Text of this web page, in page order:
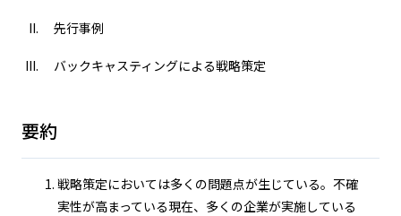
先行事例
バックキャスティングによる戦略策定
要約
戦略策定においては多くの問題点が生じている。不確
実性が高まっている現在、多くの企業が実施している